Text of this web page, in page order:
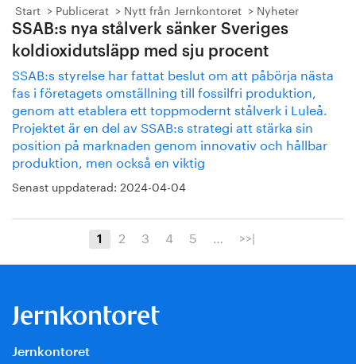
Start Publicerat Nytt från Jernkontoret Nyheter
SSAB:s nya stålverk sänker Sveriges
koldioxidutsläpp med sju procent
SSAB:s styrelse har fattat beslut om att påbörja nästa
fas i företagets omställning till fossilfri produktion,
genom att etablera ett toppmodernt stålverk i Luleå.
Projektet är en del av SSAB:s strategi att stärka sin
position på marknaden genom innovativ och hållbar
produktion, men också en viktig
Senast uppdaterad: 2024-04-04
1 2 3 4 5 … >>|
Jernkontoret